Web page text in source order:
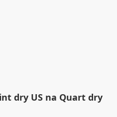
dry US na Quart dry